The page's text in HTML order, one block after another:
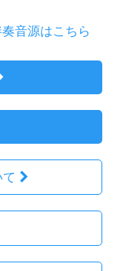
音源はこちら